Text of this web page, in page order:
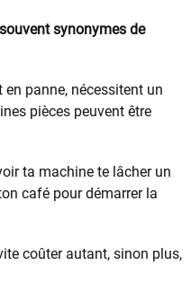
synonymes de
panne, nécessitent un
pièces peuvent être
ta machine te lâcher un
café pour démarrer la
coûter autant, sinon plus,